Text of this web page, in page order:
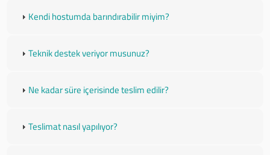
Kendi hostumda barındırabilir miyim?
Teknik destek veriyor musunuz?
Ne kadar süre içerisinde teslim edilir?
Teslimat nasıl yapılıyor?